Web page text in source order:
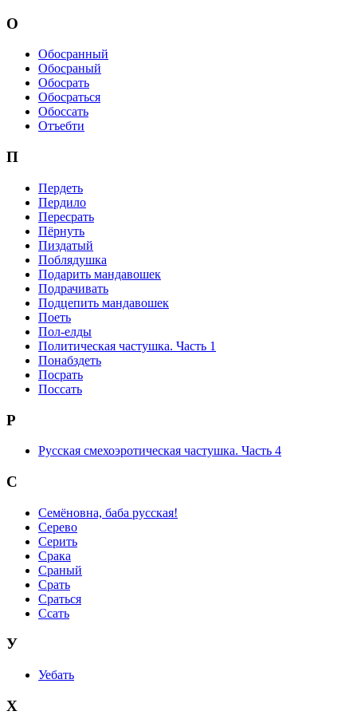
О
Обосранный
Обосраный
Обосрать
Обосраться
Обоссать
Отъебти
П
Пердеть
Пердило
Пересрать
Пёрнуть
Пиздатый
Поблядушка
Подарить мандавошек
Подрачивать
Подцепить мандавошек
Поеть
Пол-елды
Политическая частушка. Часть 1
Понабздеть
Посрать
Поссать
Р
Русская смехоэротическая частушка. Часть 4
С
Семёновна, баба русская!
Серево
Серить
Срака
Сраный
Срать
Сраться
Ссать
У
Уебать
Х